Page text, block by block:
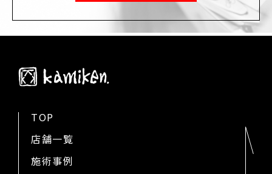
TOP
店舗一覧
施術事例